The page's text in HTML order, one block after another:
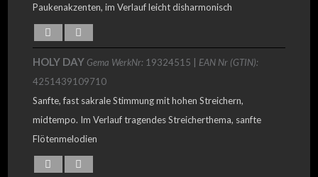
Paukenakzenten, im Verlauf leicht disharmonisch
HOLY DAY Gema WerkNr: 19324515 | EAN Nr (GTIN):
4251439109710
Sanfte, fast sakrale Stimmung mit hohen Streichern,
midtempo. Im Verlauf tragendes Streicherthema, sanfte
Flötenmelodien